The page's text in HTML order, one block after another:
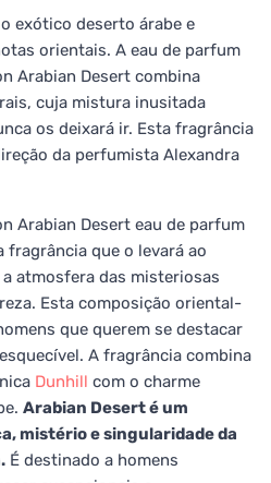
exótico deserto árabe e
orientais. A eau de parfum
Arabian Desert combina
cuja mistura inusitada
os deixará ir. Esta fragrância
da perfumista Alexandra
Arabian Desert eau de parfum
fragrância que o levará ao
atmosfera das misteriosas
Esta composição oriental-
que querem se destacar
A fragrância combina
Dunhill com o charme
Arabian Desert é um
mistério e singularidade da
É destinado a homens